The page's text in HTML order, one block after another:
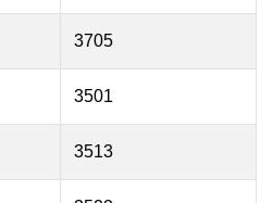
3705
3501
3513